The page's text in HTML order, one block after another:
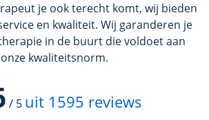
je ook terecht komt, wij bieden
en kwaliteit. Wij garanderen je
in de buurt die voldoet aan
onze kwaliteitsnorm.
/ 5 uit 1595 reviews